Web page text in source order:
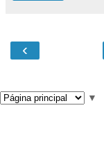
‹
▼